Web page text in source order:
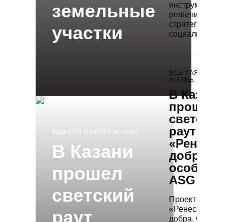
земельные
участки
ВДЫХАЯ НОВУЮ ЖИЗНЬ
В Казани
прошел
светский
раут
инструментом
решения
стратегических
социальных
ВДЫХАЯ НОВУЮ
ЖИЗНЬ
В Казани
прошел
светский
раут
добра» в
особняке
ASG
Проект
«Ренессанс
добра. Светский